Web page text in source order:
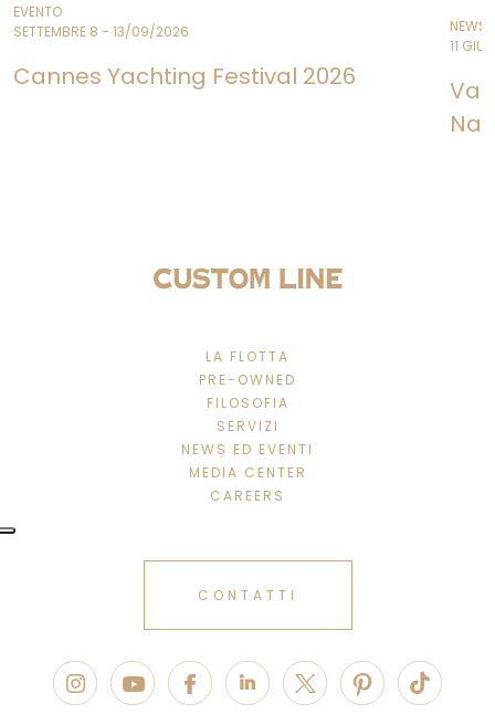
EVENTO
SETTEMBRE 8 - 13/09/2026
Cannes Yachting Festival 2026
NEWS
11
LA FLOTTA
PRE-OWNED
FILOSOFIA
SERVIZI
NEWS ED EVENTI
MEDIA CENTER
CAREERS
CONTATTI